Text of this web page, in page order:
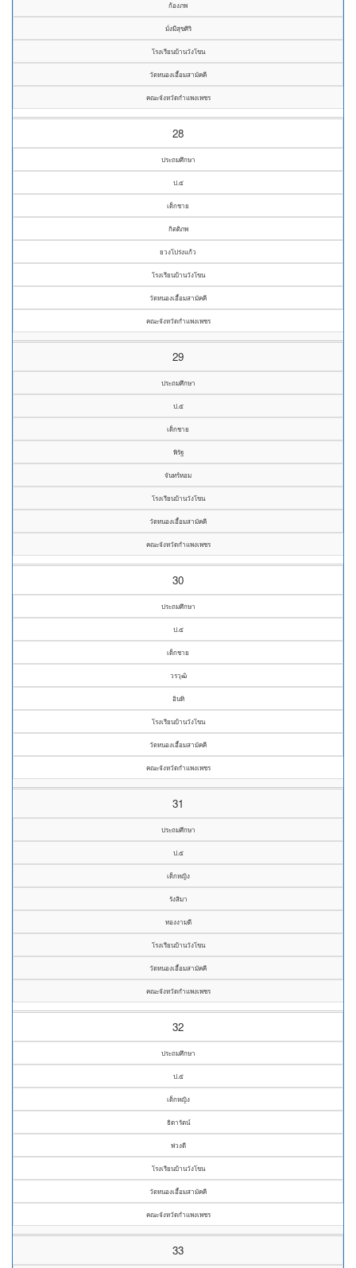
ก้องภพ
มั่งมีสุขศิริ
โรงเรียนบ้านวังโขน
วัดหนองเอื้อมสามัคคี
คณะจังหวัดกำแพงเพชร
28
ประถมศึกษา
ป.๕
เด็กชาย
กิตติภพ
ยวงโปร่งแก้ว
โรงเรียนบ้านวังโขน
วัดหนองเอื้อมสามัคคี
คณะจังหวัดกำแพงเพชร
29
ประถมศึกษา
ป.๕
เด็กชาย
พิรัฐ
จันทร์หอม
โรงเรียนบ้านวังโขน
วัดหนองเอื้อมสามัคคี
คณะจังหวัดกำแพงเพชร
30
ประถมศึกษา
ป.๕
เด็กชาย
วรวุฒิ
อินทิ
โรงเรียนบ้านวังโขน
วัดหนองเอื้อมสามัคคี
คณะจังหวัดกำแพงเพชร
31
ประถมศึกษา
ป.๕
เด็กหญิง
รังสิมา
ทองงามดี
โรงเรียนบ้านวังโขน
วัดหนองเอื้อมสามัคคี
คณะจังหวัดกำแพงเพชร
32
ประถมศึกษา
ป.๕
เด็กหญิง
ธิดารัตน์
พ่วงดี
โรงเรียนบ้านวังโขน
วัดหนองเอื้อมสามัคคี
คณะจังหวัดกำแพงเพชร
33